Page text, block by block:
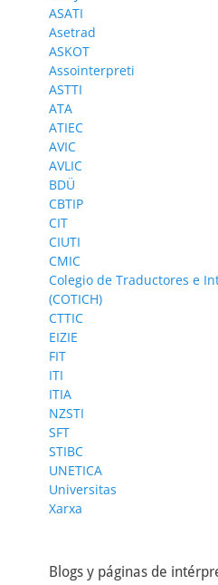
ASATI
Asetrad
ASKOT
Assointerpreti
ASTTI
ATA
ATIEC
AVIC
AVLIC
BDÜ
CBTIP
CIT
CIUTI
CMIC
Colegio de Traductores e
(COTICH)
CTTIC
EIZIE
FIT
ITI
ITIA
NZSTI
SFT
STIBC
UNETICA
Universitas
Xarxa
Blogs y páginas de